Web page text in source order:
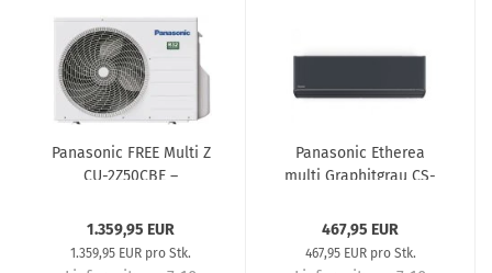
Panasonic FREE Multi Z
CU-2Z50CBE –
Innengeräte 5,0 kW R32
– Multisplit-
Klimaanlage
1.359,95 EUR
1.359,95 EUR pro Stk.
Panasonic Etherea
multi Graphitgrau CS-
Multisplit-Wandgerät
2,0 kW R32 – Multisplit-
Klimaanlage
467,95 EUR
467,95 EUR pro Stk.